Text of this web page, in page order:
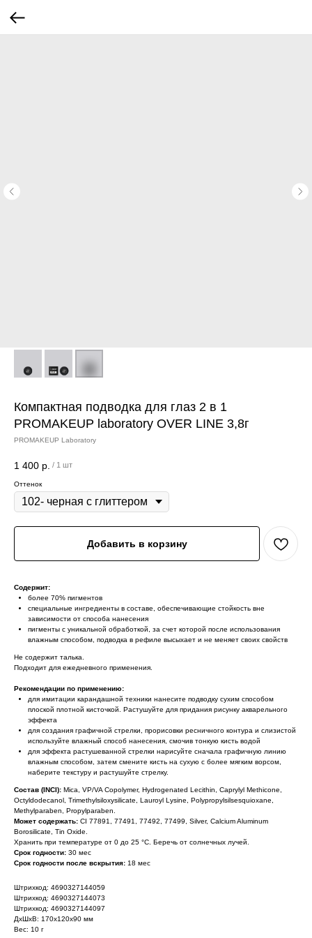
Компактная подводка для глаз 2 в 1
PROMAKEUP laboratory OVER LINE 3,8г
PROMAKEUP Laboratory
1 400 р. / 1 шт
Оттенок
Добавить в корзину
Содержит:
более 70% пигментов
специальные ингредиенты в составе, обеспечивающие стойкость вне
зависимости от способа нанесения
пигменты с уникальной обработкой, за счет которой после использования
влажным способом, подводка в рефиле высыхает и не меняет своих свойств
Не содержит талька.
Подходит для ежедневного применения.
Рекомендации по применению:
для имитации карандашной техники нанесите подводку сухим способом
плоской плотной кисточкой. Растушуйте для придания рисунку акварельного
эффекта
для создания графичной стрелки, прорисовки ресничного контура и слизистой
используйте влажный способ нанесения, смочив тонкую кисть водой
для эффекта растушеванной стрелки нарисуйте сначала графичную линию
влажным способом, затем смените кисть на сухую с более мягким ворсом,
наберите текстуру и растушуйте стрелку.
Состав (INCI): Mica, VP/VA Copolymer, Hydrogenated Lecithin, Caprylyl Methicone,
Octyldodecanol, Trimethylsiloxysilicate, Lauroyl Lysine, Polypropylsilsesquioxane,
Methylparaben, Propylparaben.
Может содержать: CI 77891, 77491, 77492, 77499, Silver, Calcium Aluminum
Borosilicate, Tin Oxide.
Хранить при температуре от 0 до 25 °C. Беречь от солнечных лучей.
Срок годности: 30 мес
Срок годности после вскрытия: 18 мес
Штрихкод: 4690327144059
Штрихкод: 4690327144073
Штрихкод: 4690327144097
ДxШxВ: 170x120x90 мм
Вес: 10 г